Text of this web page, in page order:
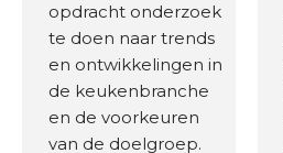
opdracht onderzoek
te doen naar trends
en ontwikkelingen in
de keukenbranche
en de voorkeuren
van de doelgroep.